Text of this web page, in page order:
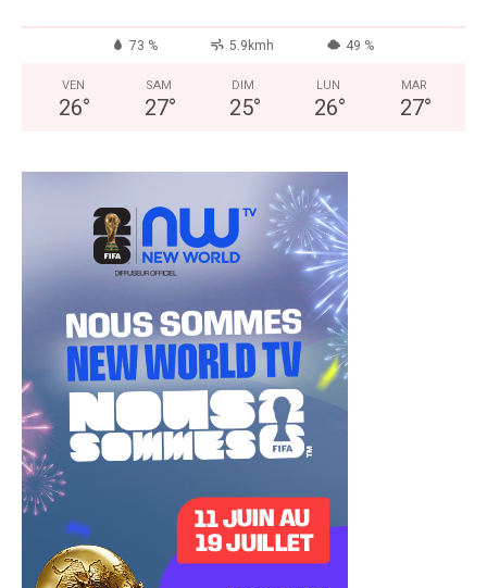
73 % 5.9kmh 49 %
VEN
26°
SAM
27°
DIM
25°
LUN
26°
MAR
27°